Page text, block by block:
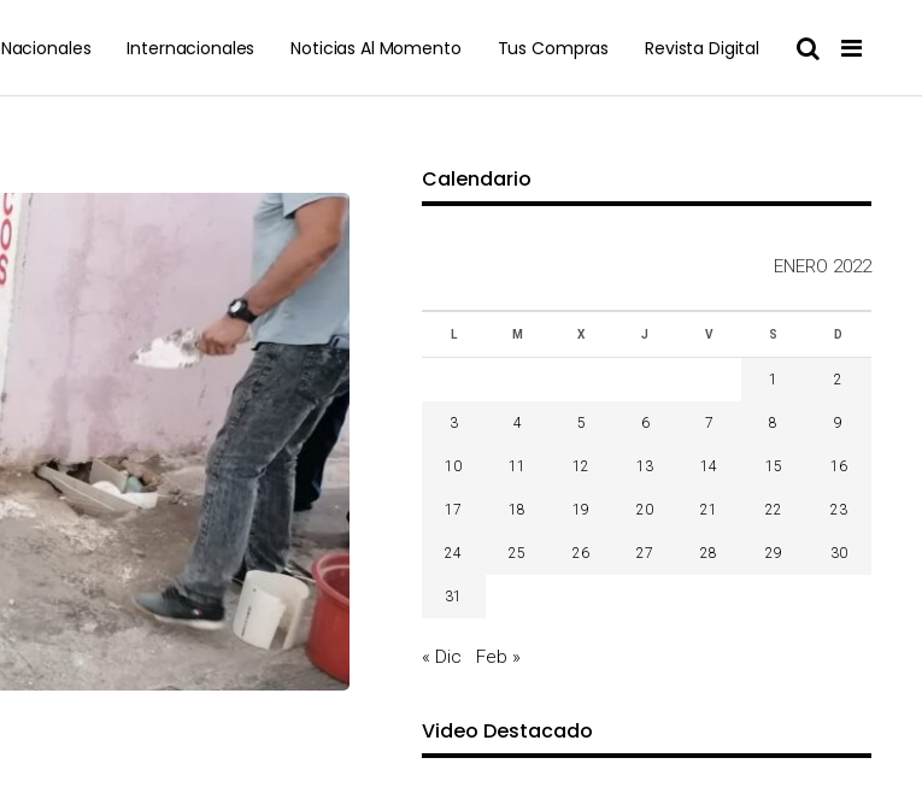
Nacionales Internacionales Noticias Al Momento Tus Compras Revista Digital
Calendario
ENERO 2022
L M X J V S D
1 2
3 4 5 6 7 8 9
10 11 12 13 14 15 16
17 18 19 20 21 22 23
24 25 26 27 28 29 30
31
« Dic Feb »
Video Destacado